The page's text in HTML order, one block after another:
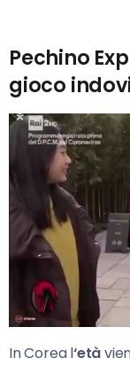
Pechino
gioco
In Corea l‘età